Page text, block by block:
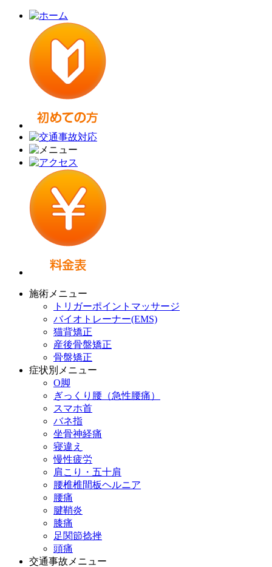
施術メニュー
トリガーポイントマッサージ
バイオトレーナー(EMS)
猫背矯正
産後骨盤矯正
骨盤矯正
症状別メニュー
O脚
ぎっくり腰（急性腰痛）
スマホ首
バネ指
坐骨神経痛
寝違え
慢性疲労
肩こり・五十肩
腰椎椎間板ヘルニア
腰痛
腱鞘炎
膝痛
足関節捻挫
頭痛
交通事故メニュー